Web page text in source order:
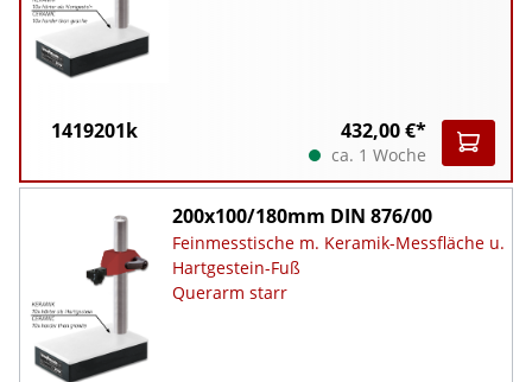
1419201k 432,00 €*
ca. 1 Woche
200x100/180mm DIN 876/00
Feinmesstische m. Keramik-Messfläche u.
Hartgestein-Fuß
Querarm starr